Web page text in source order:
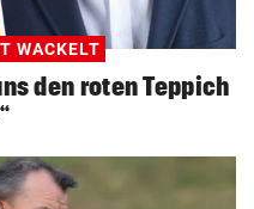
WACKELT
den roten Teppich